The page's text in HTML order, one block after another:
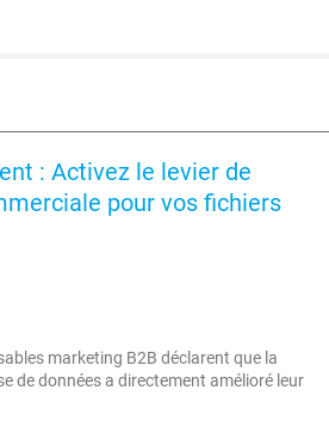
: Activez le levier de
pour vos fichiers
marketing B2B déclarent que la
de données a directement amélioré leur